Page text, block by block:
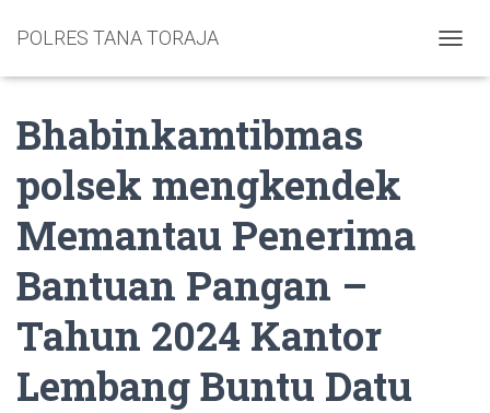
POLRES TANA TORAJA
Bhabinkamtibmas
polsek mengkendek
Memantau Penerima
Bantuan Pangan –
Tahun 2024 Kantor
Lembang Buntu Datu